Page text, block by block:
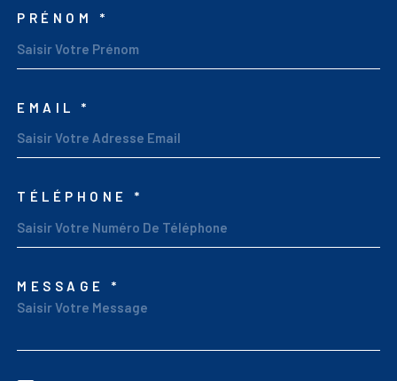
PRÉNOM *
EMAIL *
TÉLÉPHONE *
MESSAGE *